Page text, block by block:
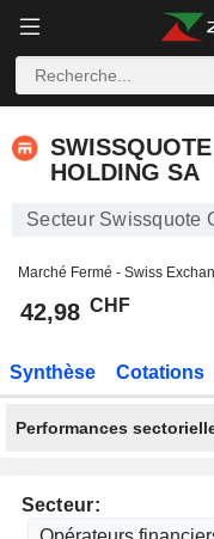
SWISSQUOTE
HOLDING SA
Secteur Swissquote
Marché Fermé - Swiss
42,98 CHF
Synthèse Cotations
Performances
Secteur: